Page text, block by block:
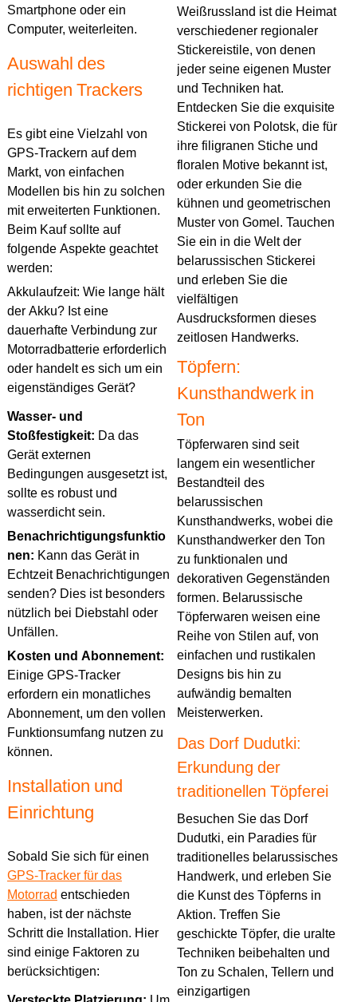
Smartphone oder ein
Computer, weiterleiten.
Auswahl des
richtigen Trackers
Es gibt eine Vielzahl von
GPS-Trackern auf dem
Markt, von einfachen
Modellen bis hin zu solchen
mit erweiterten Funktionen.
Beim Kauf sollte auf
folgende Aspekte geachtet
werden:
Akkulaufzeit: Wie lange hält
der Akku? Ist eine
dauerhafte Verbindung zur
Motorradbatterie erforderlich
oder handelt es sich um ein
eigenständiges Gerät?
Wasser- und
Stoßfestigkeit: Da das
Gerät externen
Bedingungen ausgesetzt ist,
sollte es robust und
wasserdicht sein.
Benachrichtigungsfunktio
nen: Kann das Gerät in
Echtzeit Benachrichtigungen
senden? Dies ist besonders
nützlich bei Diebstahl oder
Unfällen.
Kosten und Abonnement:
Einige GPS-Tracker
erfordern ein monatliches
Abonnement, um den vollen
Funktionsumfang nutzen zu
können.
Installation und
Einrichtung
Sobald Sie sich für einen
GPS-Tracker für das
Motorrad entschieden
haben, ist der nächste
Schritt die Installation. Hier
sind einige Faktoren zu
berücksichtigen:
Weißrussland ist die Heimat
verschiedener regionaler
Stickereistile, von denen
jeder seine eigenen Muster
und Techniken hat.
Entdecken Sie die exquisite
Stickerei von Polotsk, die für
ihre filigranen Stiche und
floralen Motive bekannt ist,
oder erkunden Sie die
kühnen und geometrischen
Muster von Gomel. Tauchen
Sie ein in die Welt der
belarussischen Stickerei
und erleben Sie die
vielfältigen
Ausdrucksformen dieses
zeitlosen Handwerks.
Töpfern:
Kunsthandwerk in
Ton
Töpferwaren sind seit
langem ein wesentlicher
Bestandteil des
belarussischen
Kunsthandwerks, wobei die
Kunsthandwerker den Ton
zu funktionalen und
dekorativen Gegenständen
formen. Belarussische
Töpferwaren weisen eine
Reihe von Stilen auf, von
einfachen und rustikalen
Designs bis hin zu
aufwändig bemalten
Meisterwerken.
Das Dorf Dudutki:
Erkundung der
traditionellen Töpferei
Besuchen Sie das Dorf
Dudutki, ein Paradies für
traditionelles belarussisches
Handwerk, und erleben Sie
die Kunst des Töpferns in
Aktion. Treffen Sie
geschickte Töpfer, die uralte
Techniken beibehalten und
Ton zu Schalen, Tellern und
einzigartigen